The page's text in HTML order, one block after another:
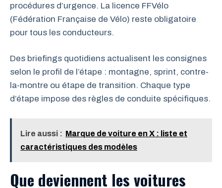
procédures d’urgence. La licence FFVélo
(Fédération Française de Vélo) reste obligatoire
pour tous les conducteurs.
Des briefings quotidiens actualisent les consignes
selon le profil de l’étape : montagne, sprint, contre-
la-montre ou étape de transition. Chaque type
d’étape impose des règles de conduite spécifiques.
Lire aussi : Marque de voiture en X : liste et
caractéristiques des modèles
Que deviennent les voitures